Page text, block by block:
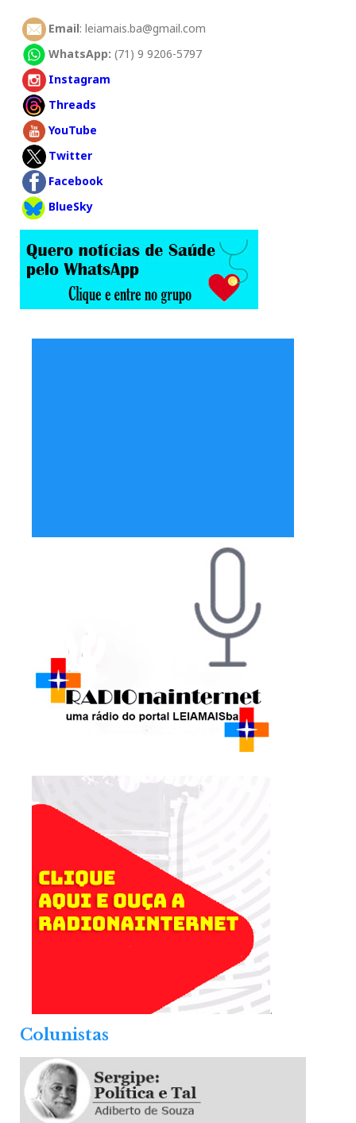
Email: leiamais.ba@gmail.com
WhatsApp: (71) 9 9206-5797
Instagram
Threads
YouTube
Twitter
Facebook
BlueSky
.
Colunistas